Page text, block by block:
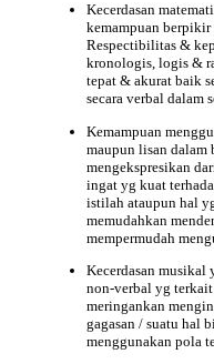
Kecerdasan
kemampuan
Respectibilitas &
kronologis, logis &
tepat & akurat baik
secara verbal
Kemampuan
maupun lisan dalam
mengekspresikan
ingat yg kuat
istilah ataupun hal
memudahkan
mempermudah
Kecerdasan musikal
non-verbal yg
meringankan
gagasan / suatu hal
menggunakan pola